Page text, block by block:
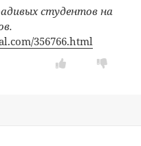
студентов на
356766.html